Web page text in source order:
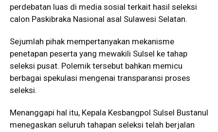
perdebatan luas di media sosial terkait hasil seleksi
calon Paskibraka Nasional asal Sulawesi Selatan.
Sejumlah pihak mempertanyakan mekanisme
penetapan peserta yang mewakili Sulsel ke tahap
seleksi pusat. Polemik tersebut bahkan memicu
berbagai spekulasi mengenai transparansi proses
seleksi.
Menanggapi hal itu, Kepala Kesbangpol Sulsel Bustanul
menegaskan seluruh tahapan seleksi telah berjalan